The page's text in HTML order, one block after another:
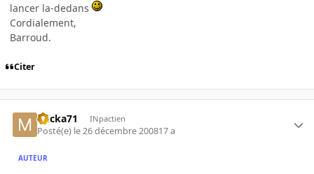
lancer la-dedans
Cordialement,
Barroud.
Citer
micka71 INpactien
Posté(e) le 26 décembre 200817 a
AUTEUR